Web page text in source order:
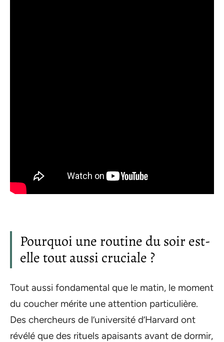
Pourquoi une routine du soir est-
elle tout aussi cruciale ?
Tout aussi fondamental que le matin, le moment
du coucher mérite une attention particulière.
Des chercheurs de l’université d’Harvard ont
révélé que des rituels apaisants avant de dormir,